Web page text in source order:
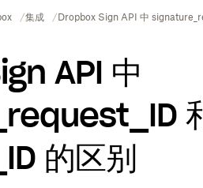
集成 Dropbox Sign API 中
API 中
的区别